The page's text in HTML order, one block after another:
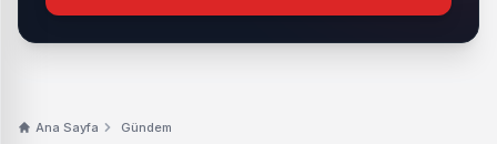
Ana Sayfa Gündem